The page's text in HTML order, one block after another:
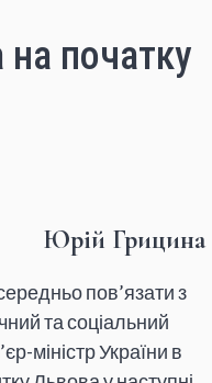
початку
Юрій Грицина
пов’язати з
та соціальний
міністр України в